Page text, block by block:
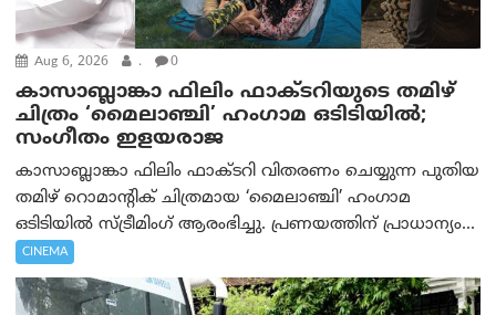
Aug 6, 2026 . 0
കാസാബ്ലാങ്കാ ഫിലിം ഫാക്ടറിയുടെ തമിഴ്
ചിത്രം ‘മൈലാഞ്ചി’ ഹംഗാമ ഒടിടിയിൽ;
സംഗീതം ഇളയരാജ
കാസാബ്ലാങ്കാ ഫിലിം ഫാക്ടറി വിതരണം ചെയ്യുന്ന പുതിയ
തമിഴ് റൊമാന്റിക് ചിത്രമായ ‘മൈലാഞ്ചി’ ഹംഗാമ
ഒടിടിയിൽ സ്ട്രീമിംഗ് ആരംഭിച്ചു. പ്രണയത്തിന് പ്രാധാന്യം...
CINEMA